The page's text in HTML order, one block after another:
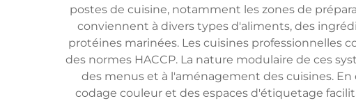
postes de cuisine, notamment les zones de
conviennent à divers types d'aliments, des
protéines marinées. Les cuisines professionnelles
des normes HACCP. La nature modulaire de ces
des menus et à l'aménagement des cuisines.
codage couleur et des espaces d'étiquetage